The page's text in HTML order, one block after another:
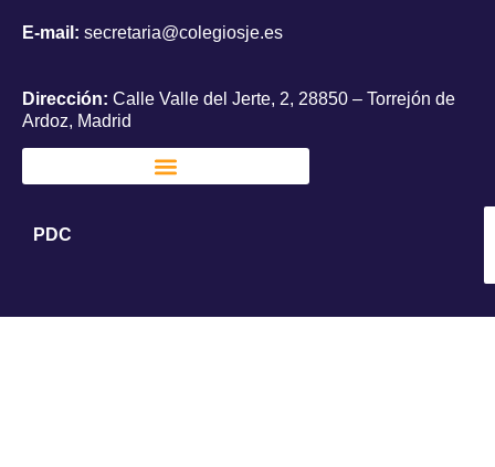
E-mail: secretaria@colegiosje.es
Dirección: Calle Valle del Jerte, 2, 28850 – Torrejón de
Ardoz, Madrid
PDC